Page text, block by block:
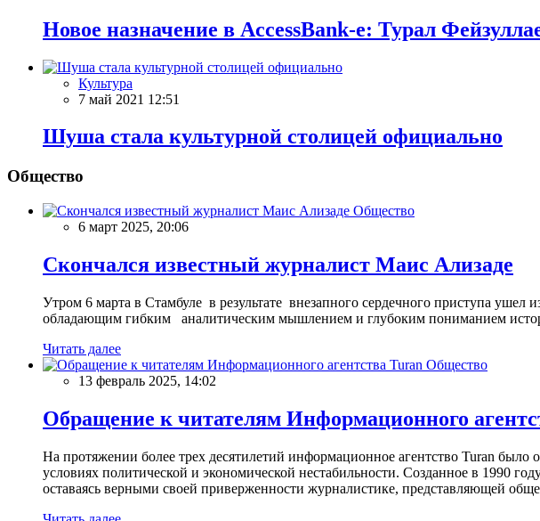
Новое назначение в AccessBank-е: Турал
Культура
7 май 2021 12:51
Шуша стала культурной столицей официально
Общество
Общество
6 март 2025, 20:06
Скончался известный журналист Маис Ализаде
Утром 6 марта в Стамбуле в результате внезапного сердечного приступа
обладающим гибким аналитическим мышлением и глубоким пониманием
Читать далее
Общество
13 февраль 2025, 14:02
Обращение к читателям Информационного
На протяжении более трех десятилетий информационное агентство Turan
условиях политической и экономической нестабильности. Созданное в 1990
оставаясь верными своей приверженности журналистике, представляющей